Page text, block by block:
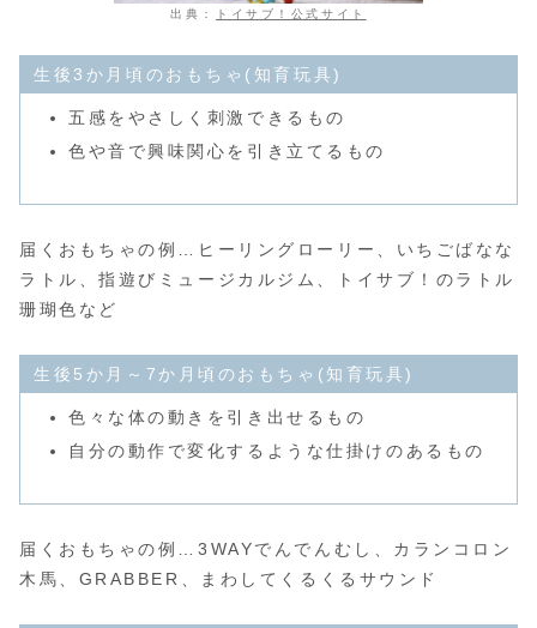
出典： トイサブ！公式サイト
生後3か月頃のおもちゃ(知育玩具)
五感をやさしく刺激できるもの
色や音で興味関心を引き立てるもの
届くおもちゃの例…ヒーリングローリー、いちごばなな
ラトル、指遊びミュージカルジム、トイサブ！のラトル
珊瑚色など
生後5か月～7か月頃のおもちゃ(知育玩具)
色々な体の動きを引き出せるもの
自分の動作で変化するような仕掛けのあるもの
届くおもちゃの例…3WAYでんでんむし、カランコロン
木馬、GRABBER、まわしてくるくるサウンド